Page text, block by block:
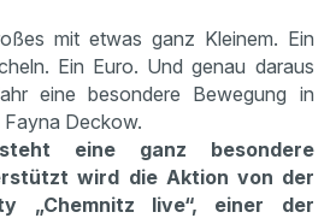
mit etwas ganz Kleinem. Ein
Ein Euro. Und genau daraus
eine besondere Bewegung in
Fayna Deckow.
eine ganz besondere
wird die Aktion von der
„Chemnitz live“, einer der